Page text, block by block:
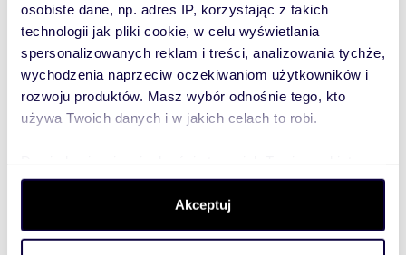
osobiste dane, np. adres IP, korzystając z takich
technologii jak pliki cookie, w celu wyświetlania
spersonalizowanych reklam i treści, analizowania tychże,
wychodzenia naprzeciw oczekiwaniom użytkowników i
rozwoju produktów. Masz wybór odnośnie tego, kto
używa Twoich danych i w jakich celach to robi.
dane są przetwarzane oraz ustaw własne preferencje w
. W Deklaracji plików cookie możesz
zmienić lub wycofać swoją zgodę w dowolnej chwili.
Akceptuj
Robert Duda
883 193 594
biuro@domfinance.pl
www.domfinance.pl
Pomagam w finansowaniu nieruchomości
kredytem hipotecznym lub gotówkowym.
Kukla